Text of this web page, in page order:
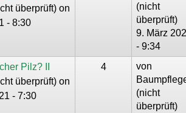
überprüft) on
- 8:30
(nicht
überprüft)
9. März
- 9:34
Pilz? II
überprüft) on
- 7:30
4
von
(nicht
überprüft)